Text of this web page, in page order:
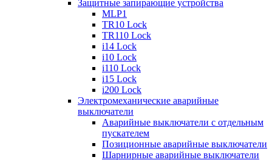
Защитные запирающие устройства
MLP1
TR10 Lock
TR110 Lock
i14 Lock
i10 Lock
i110 Lock
i15 Lock
i200 Lock
Электромеханические аварийные
выключатели
Аварийные выключатели с отдельным
пускателем
Позиционные аварийные выключатели
Шарнирные аварийные выключатели